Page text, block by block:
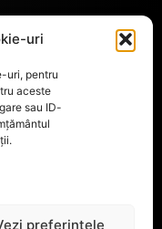
uri
uri, pentru
aceste
sau ID-
preferințele